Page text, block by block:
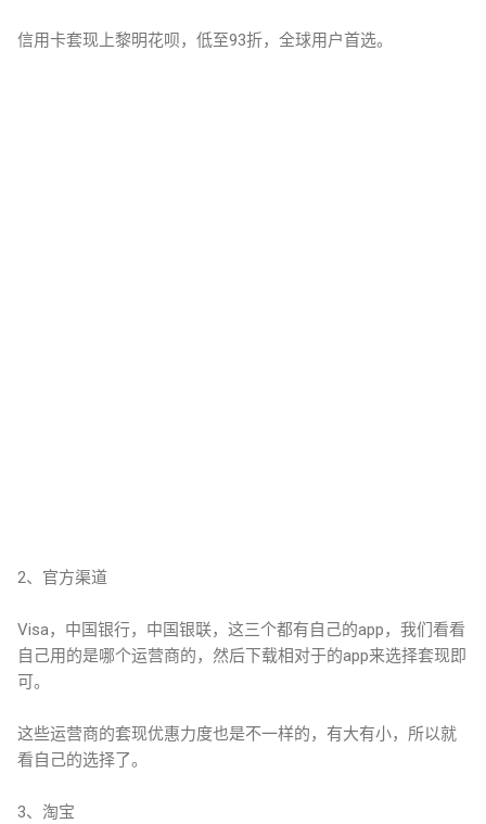
信用卡套现上黎明花呗，低至93折，全球用户首选。
2、官方渠道
Visa，中国银行，中国银联，这三个都有自己的app，我们看看
自己用的是哪个运营商的，然后下载相对于的app来选择套现即
可。
这些运营商的套现优惠力度也是不一样的，有大有小，所以就
看自己的选择了。
3、淘宝